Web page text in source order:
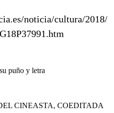
noticia/cultura/2018/
puño y letra
CINEASTA, COEDITADA